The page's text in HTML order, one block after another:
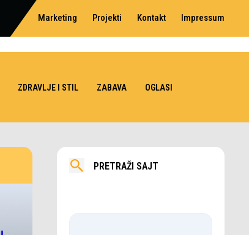
Marketing Projekti Kontakt Impressum
ZDRAVLJE I STIL ZABAVA OGLASI
PRETRAŽI SAJT